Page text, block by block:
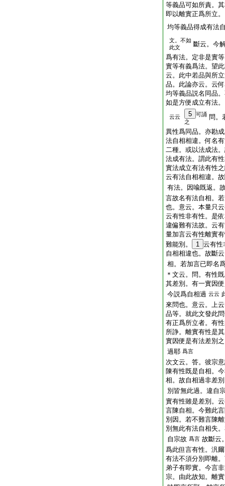
等義品可如所責。
即以離實正爲所立
均等義品得成有法
文。不如
此文
斷云。今
爲有法。定非是實
實等有義爲法。望
云。此中若品與所
品。此論亦云。云
均等義品説名同品
如是方便成立有法
云云 5
可誦
之
問。
異性爲同品。亦勘
法自相相違。何名
二種。或以法成法
法成有法。謂此有
實法成立有法有性
云有法自相相違。
有法。因喩既返。
言故名有法自相。
也。意云。本量只
云有性非有性。是
違偏難有法故。云
量加言云有性離實
難能別。
1 云有性
自相相違也。故斷
相。若加言已即名
＊文云。問。有性
其差別。有一實因
今説爲自相過 云云
來問也。意云。上
品等。就此文發此
有正爲所立者。有
所諍。離實有性是
實因便是有法差別
過耶 爲言
次文云。答。彼宗
陳有性既是自相。
相。故自相過非差
別皆無此過。違自
實有性雖是差別。
言陳自相。今難此
別因。若不難言陳
別無此有法自相失
自宗故 爲言 故斷云
爲此但言有性。汎
有法不須分別即離
弟子有即實。今言
宗。由此故知。離